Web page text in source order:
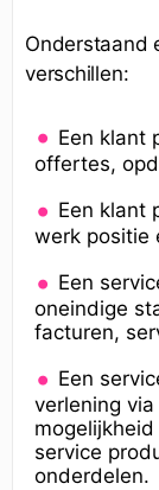
Onderstaand
verschillen:
Een klant
offertes,
Een klant
werk positie
Een
oneindige
facturen,
Een
verlening
service
onderdelen.